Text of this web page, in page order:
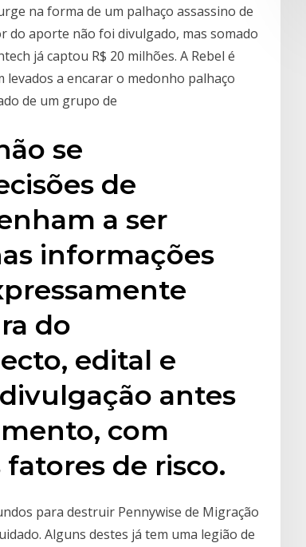
na forma de um palhaço assassino de
do aporte não foi divulgado, mas somado
já captou R$ 20 milhões. A Rebel é
levados a encarar o medonho palhaço
de um grupo de
se
de
a ser
informações
do
edital e
antes
com
de risco.
para destruir Pennywise de Migração
Alguns destes já tem uma legião de